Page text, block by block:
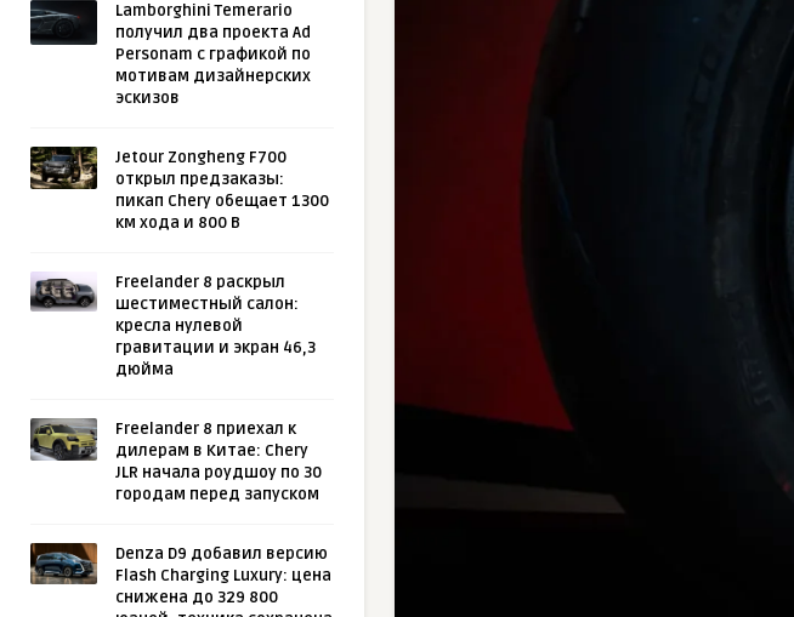
Lamborghini Temerario
получил два проекта Ad
Personam с графикой по
мотивам дизайнерских
эскизов
Jetour Zongheng F700
открыл предзаказы:
пикап Chery обещает 1300
км хода и 800 В
Freelander 8 раскрыл
шестиместный салон:
кресла нулевой
гравитации и экран 46,3
дюйма
Freelander 8 приехал к
дилерам в Китае: Chery
JLR начала роудшоу по 30
городам перед запуском
Denza D9 добавил версию
Flash Charging Luxury: цена
снижена до 329 800